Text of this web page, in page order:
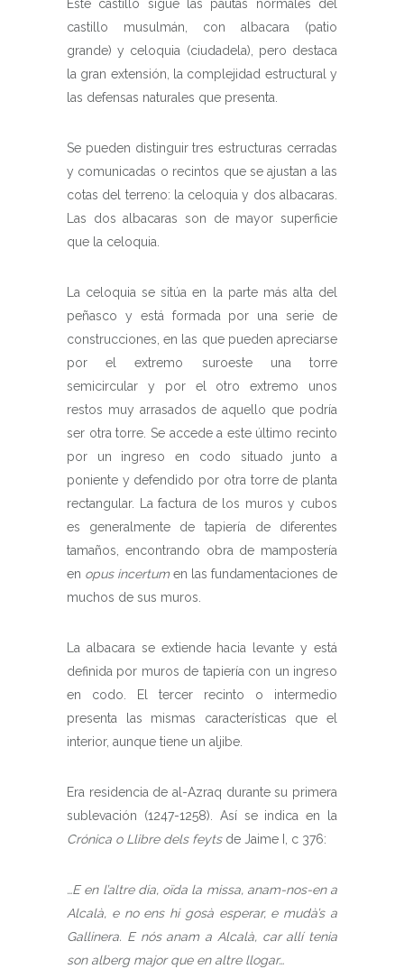
Este castillo sigue las pautas normales del
castillo musulmán, con albacara (patio
grande) y celoquia (ciudadela), pero destaca
la gran extensión, la complejidad estructural y
las defensas naturales que presenta.
Se pueden distinguir tres estructuras cerradas
y comunicadas o recintos que se ajustan a las
cotas del terreno: la celoquia y dos albacaras.
Las dos albacaras son de mayor superficie
que la celoquia.
La celoquia se sitúa en la parte más alta del
peñasco y está formada por una serie de
construcciones, en las que pueden apreciarse
por el extremo suroeste una torre
semicircular y por el otro extremo unos
restos muy arrasados de aquello que podría
ser otra torre. Se accede a este último recinto
por un ingreso en codo situado junto a
poniente y defendido por otra torre de planta
rectangular. La factura de los muros y cubos
es generalmente de tapiería de diferentes
tamaños, encontrando obra de mampostería
en opus incertum en las fundamentaciones de
muchos de sus muros.
La albacara se extiende hacia levante y está
definida por muros de tapiería con un ingreso
en codo. El tercer recinto o intermedio
presenta las mismas características que el
interior, aunque tiene un aljibe.
Era residencia de al-Azraq durante su primera
sublevación (1247-1258). Así se indica en la
Crónica o Llibre dels feytsde Jaime I, c 376:
…E en l’altre dia, oïda la missa, anam-nos-en a
Alcalà, e no ens hi gosà esperar, e mudà’s a
Gallinera. E nós anam a Alcalà, car allí tenia
son alberg major que en altre llogar…